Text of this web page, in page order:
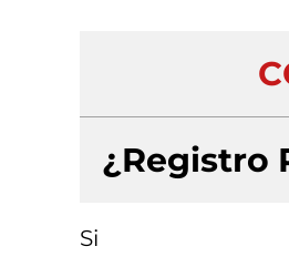
¿Registro
Si